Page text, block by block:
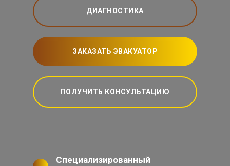
ДИАГНОСТИКА
ЗАКАЗАТЬ ЭВАКУАТОР
ПОЛУЧИТЬ КОНСУЛЬТАЦИЮ
Специализированный